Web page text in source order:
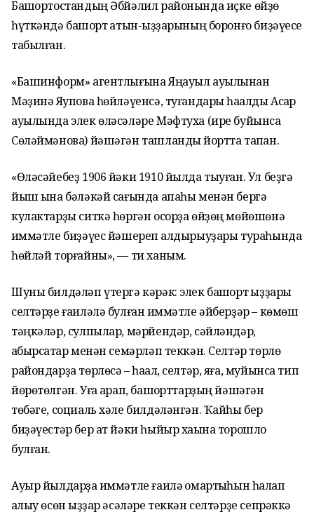
Башҡортостандың Әбйәлил районында иҫке өйҙө
һүткәндә башҡорт ҡатын-ҡыҙҙарының боронғо биҙәүесе
табылған.
«Башинформ» агентлығына Яңауыл ауылынан
Мәҙинә Яҡупова һөйләүенсә, туғандары һаҡалды Асҡар
ауылында элек өләсәләре Мәфтуха (ире буйынса
Сөләймәнова) йәшәгән ташландыҡ йортта тапҡан.
«Өләсәйебеҙ 1906 йәки 1910 йылда тыуған. Ул беҙгә
йыш ҡына бәләкәй сағында апаһы менән бергә
кулактарҙы ситкә һөргән осорҙа өйҙөң мөйөшөнә
ҡиммәтле биҙәүес йәшереп ҡалдырыуҙары тураһында
һөйләй торғайны», — ти ханым.
Шуны билдәләп үтергә кәрәк: элек башҡорт ҡыҙҙары
селтәрҙе ғаиләлә булған ҡиммәтле әйберҙәр – көмөш
тәңкәләр, сулпылар, мәрйендәр, сәйләндәр,
ҡабырсаҡтар менән семәрләп теккән. Селтәр төрлө
райондарҙа төрлөсә – һаҡал, селтәр, яға, муйынса тип
йөрөтөлгән. Уға ҡарап, башҡорттарҙың йәшәгән
төбәге, социаль хәле билдәләнгән. Ҡайһы бер
биҙәүестәр бер ат йәки һыйыр хаҡына торошло
булған.
Ауыр йылдарҙа ҡиммәтле ғаилә ҡомартҡыһын һаҡлап
ҡалыу өсөн ҡыҙҙар әсәләре теккән селтәрҙе сепрәккә